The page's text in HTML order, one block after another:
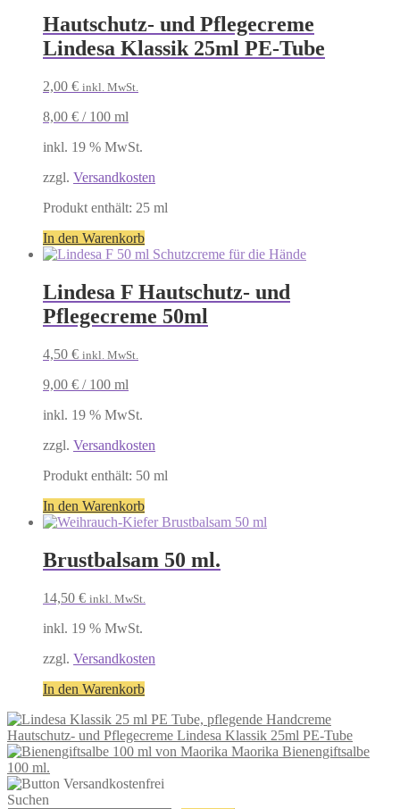
Hautschutz- und Pflegecreme
Lindesa Klassik 25ml PE-Tube
2,00 € inkl. MwSt.
8,00 € / 100 ml
inkl. 19 % MwSt.
zzgl. Versandkosten
Produkt enthält: 25 ml
In den Warenkorb
Lindesa F Hautschutz- und
Pflegecreme 50ml
4,50 € inkl. MwSt.
9,00 € / 100 ml
inkl. 19 % MwSt.
zzgl. Versandkosten
Produkt enthält: 50 ml
In den Warenkorb
Brustbalsam 50 ml.
14,50 € inkl. MwSt.
inkl. 19 % MwSt.
zzgl. Versandkosten
In den Warenkorb
Hautschutz- und Pflegecreme Lindesa Klassik 25ml PE-Tube
Maorika Bienengiftsalbe
100 ml.
Suchen